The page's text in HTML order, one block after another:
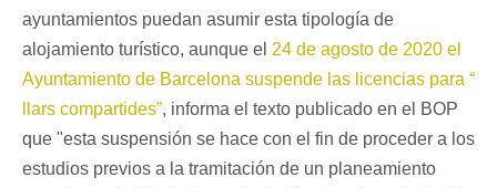
ayuntamientos puedan asumir esta tipología de
alojamiento turístico, aunque el 24 de agosto de 2020 el
Ayuntamiento de Barcelona suspende las licencias para “
llars compartides”, informa el texto publicado en el BOP
que "esta suspensión se hace con el fin de proceder a los
estudios previos a la tramitación de un planeamiento